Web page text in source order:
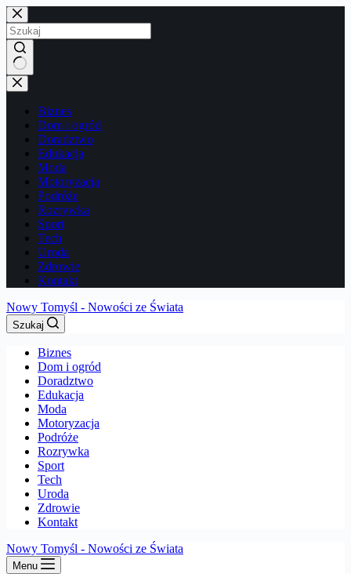
Przejdź
do
treści
Brak
wyników
Biznes
Dom i ogród
Doradztwo
Edukacja
Moda
Motoryzacja
Podróże
Rozrywka
Sport
Tech
Uroda
Zdrowie
Kontakt
Nowy Tomyśl - Nowości ze Świata
Szukaj
Biznes
Dom i ogród
Doradztwo
Edukacja
Moda
Motoryzacja
Podróże
Rozrywka
Sport
Tech
Uroda
Zdrowie
Kontakt
Nowy Tomyśl - Nowości ze Świata
Menu